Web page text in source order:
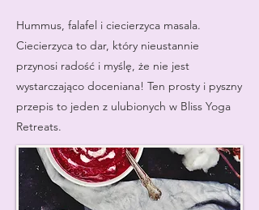
Hummus, falafel i ciecierzyca masala.
Ciecierzyca to dar, który nieustannie
przynosi radość i myślę, że nie jest
wystarczająco doceniana! Ten prosty i pyszny
przepis to jeden z ulubionych w Bliss Yoga
Retreats.